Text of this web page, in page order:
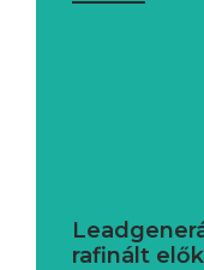
rafinált